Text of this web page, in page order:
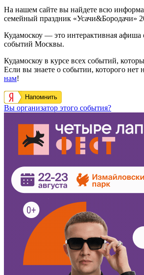
На нашем сайте вы найдете всю
семейный праздник «Усачи&Бородачи»
Кудамоскоу — это интерактивная
событий Москвы.
Кудамоскоу в курсе всех событий,
Если вы знаете о событии, которого нет
нам!
Напомнить
Вы организатор этого события?